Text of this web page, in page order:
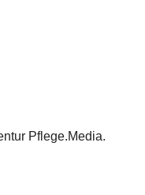
Pflege.Media.